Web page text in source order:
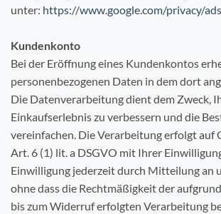
unter: https://www.google.com/privacy/
Kundenkonto
Bei der Eröffnung eines Kundenkontos
personenbezogenen Daten in dem dort
Die Datenverarbeitung dient dem Zweck,
Einkaufserlebnis zu verbessern und die
vereinfachen. Die Verarbeitung erfolgt auf
Art. 6 (1) lit. a DSGVO mit Ihrer
Einwilligung jederzeit durch Mitteilung an
ohne dass die Rechtmäßigkeit der
bis zum Widerruf erfolgten Verarbeitung